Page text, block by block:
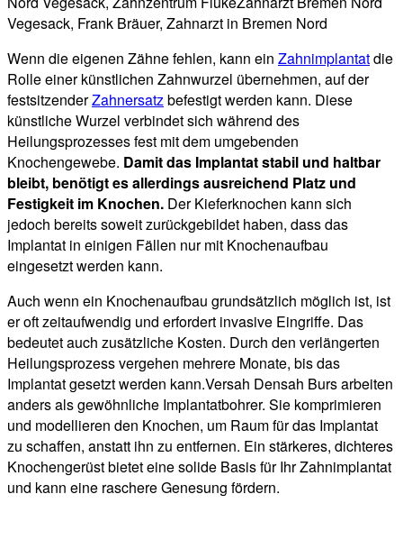
Wenn die eigenen Zähne fehlen, kann ein Zahnimplantatdie
Rolle einer künstlichen Zahnwurzel übernehmen, auf der
festsitzenderZahnersatzbefestigt werden kann. Diese
künstliche Wurzel verbindet sich während des
Heilungsprozesses fest mit dem umgebenden
Knochengewebe. Damit das Implantat stabil und haltbar
bleibt, benötigt es allerdings ausreichend Platz und
Festigkeit im Knochen. Der Kieferknochen kann sich
jedoch bereits soweit zurückgebildet haben, dass das
Implantat in einigen Fällen nur mit Knochenaufbau
eingesetzt werden kann.
Auch wenn ein Knochenaufbau grundsätzlich möglich ist, ist
er oft zeitaufwendig und erfordert invasive Eingriffe. Das
bedeutet auch zusätzliche Kosten. Durch den verlängerten
Heilungsprozess vergehen mehrere Monate, bis das
Implantat gesetzt werden kann.Versah Densah Burs arbeiten
anders als gewöhnliche Implantatbohrer. Sie komprimieren
und modellieren den Knochen, um Raum für das Implantat
zu schaffen, anstatt ihn zu entfernen. Ein stärkeres, dichteres
Knochengerüst bietet eine solide Basis für Ihr Zahnimplantat
und kann eine raschere Genesung fördern.